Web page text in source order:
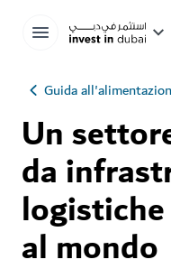
Guida
Un
da
al mondo